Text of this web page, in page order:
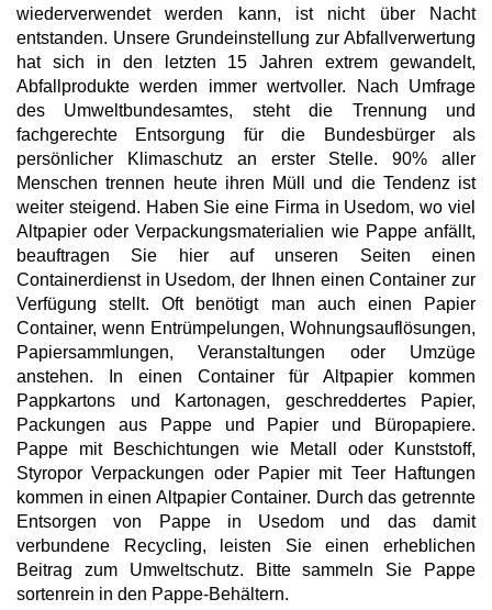
wiederverwendet werden kann, ist nicht über Nacht
entstanden. Unsere Grundeinstellung zur Abfallverwertung
hat sich in den letzten 15 Jahren extrem gewandelt,
Abfallprodukte werden immer wertvoller. Nach Umfrage
des Umweltbundesamtes, steht die Trennung und
fachgerechte Entsorgung für die Bundesbürger als
persönlicher Klimaschutz an erster Stelle. 90% aller
Menschen trennen heute ihren Müll und die Tendenz ist
weiter steigend. Haben Sie eine Firma in Usedom, wo viel
Altpapier oder Verpackungsmaterialien wie Pappe anfällt,
beauftragen Sie hier auf unseren Seiten einen
Containerdienst in Usedom, der Ihnen einen Container zur
Verfügung stellt. Oft benötigt man auch einen Papier
Container, wenn Entrümpelungen, Wohnungsauflösungen,
Papiersammlungen, Veranstaltungen oder Umzüge
anstehen. In einen Container für Altpapier kommen
Pappkartons und Kartonagen, geschreddertes Papier,
Packungen aus Pappe und Papier und Büropapiere.
Pappe mit Beschichtungen wie Metall oder Kunststoff,
Styropor Verpackungen oder Papier mit Teer Haftungen
kommen in einen Altpapier Container. Durch das getrennte
Entsorgen von Pappe in Usedom und das damit
verbundene Recycling, leisten Sie einen erheblichen
Beitrag zum Umweltschutz. Bitte sammeln Sie Pappe
sortenrein in den Pappe-Behältern.